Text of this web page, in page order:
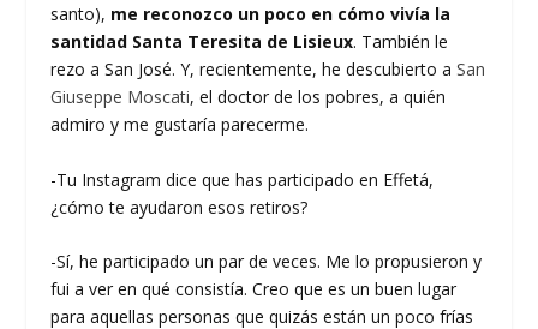
santo), me reconozco un poco en cómo vivía la
santidad Santa Teresita de Lisieux. También le
rezo a San José. Y, recientemente, he descubierto aSan
Giuseppe Moscati, el doctor de los pobres, a quién
admiro y me gustaría parecerme.
-Tu Instagram dice que has participado en Effetá,
¿cómo te ayudaron esos retiros?
-Sí, he participado un par de veces. Me lo propusieron y
fui a ver en qué consistía. Creo que es un buen lugar
para aquellas personas que quizás están un poco frías